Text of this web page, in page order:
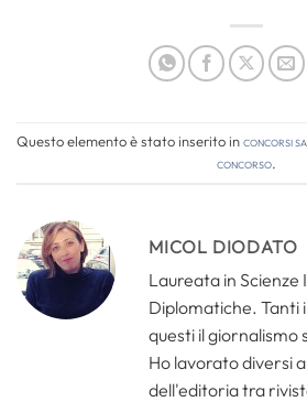
Questo elemento è stato inserito inConcorsi
concorso.
MICOL DIODATO
Laureata in Scienze
Diplomatiche. Tanti
questi il giornalismo
Ho lavorato diversi
dell'editoria tra